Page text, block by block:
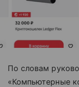
По словам
«Компьютерные